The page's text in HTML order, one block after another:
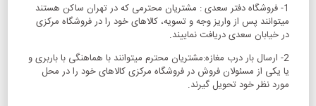
1- فروشگاه دفتر سعدی : مشتریان محترمی که در تهران ساکن هستند
میتوانند پس از واریز وجه و تسویه، کالاهای خود را در فروشگاه مرکزی
در خیابان سعدی دریافت نماییند.
2- ارسال بار درب مغازه:مشتریان محترم میتوانند با هماهنگی با باربری و
یا یکی از مسئولان فروش در فروشگاه مرکزی کالاهای خود را در محل
مورد نظر خود تحویل گیرند.